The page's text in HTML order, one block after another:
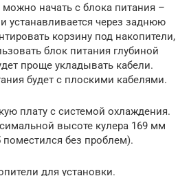
начать с блока питания –
устанавливается через заднюю
корзину под накопители,
блок питания глубиной
проще укладывать кабели.
будет с плоскими кабелями.
плату с системой охлаждения.
высоте кулера 169 мм
поместился без проблем).
для установки.